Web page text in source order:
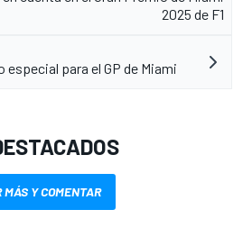
2025 de F1
especial para el GP de Miami
MÁS Y COMENTAR